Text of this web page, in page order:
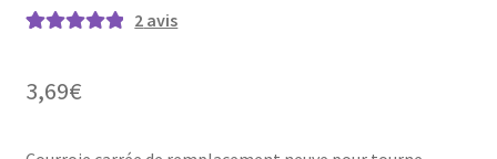
notations
2 avis
3,69€